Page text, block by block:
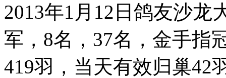
2013年1月12日鸽友沙龙
军，8名，37名，金手指
419羽，当天有效归巢42